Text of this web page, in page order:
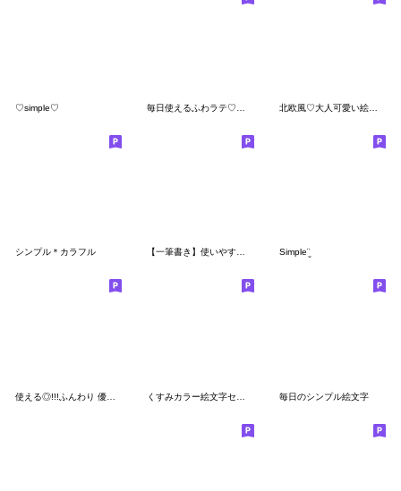
♡simple♡ 北欧風♡大人可愛い絵文字
シンプル＊カラフル 【一筆書き】使いやすい♪おしゃれ絵文字♡ Simple¨̮
毎日のシンプル絵文字